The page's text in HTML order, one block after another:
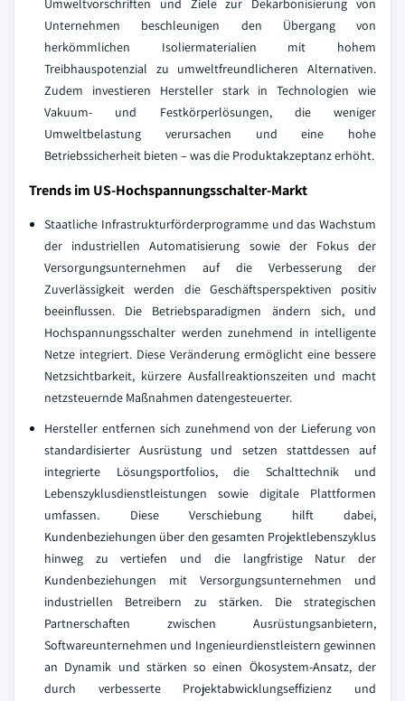
Umweltvorschriften und Ziele zur Dekarbonisierung von
Unternehmen beschleunigen den Übergang von
herkömmlichen Isoliermaterialien mit hohem
Treibhauspotenzial zu umweltfreundlicheren Alternativen.
Zudem investieren Hersteller stark in Technologien wie
Vakuum- und Festkörperlösungen, die weniger
Umweltbelastung verursachen und eine hohe
Betriebssicherheit bieten – was die Produktakzeptanz erhöht.
Trends im US-Hochspannungsschalter-Markt
Staatliche Infrastrukturförderprogramme und das Wachstum
der industriellen Automatisierung sowie der Fokus der
Versorgungsunternehmen auf die Verbesserung der
Zuverlässigkeit werden die Geschäftsperspektiven positiv
beeinflussen. Die Betriebsparadigmen ändern sich, und
Hochspannungsschalter werden zunehmend in intelligente
Netze integriert. Diese Veränderung ermöglicht eine bessere
Netzsichtbarkeit, kürzere Ausfallreaktionszeiten und macht
netzsteuernde Maßnahmen datengesteuerter.
Hersteller entfernen sich zunehmend von der Lieferung von
standardisierter Ausrüstung und setzen stattdessen auf
integrierte Lösungsportfolios, die Schalttechnik und
Lebenszyklusdienstleistungen sowie digitale Plattformen
umfassen. Diese Verschiebung hilft dabei,
Kundenbeziehungen über den gesamten Projektlebenszyklus
hinweg zu vertiefen und die langfristige Natur der
Kundenbeziehungen mit Versorgungsunternehmen und
industriellen Betreibern zu stärken. Die strategischen
Partnerschaften zwischen Ausrüstungsanbietern,
Softwareunternehmen und Ingenieurdienstleistern gewinnen
an Dynamik und stärken so einen Ökosystem-Ansatz, der
durch verbesserte Projektabwicklungseffizienz und